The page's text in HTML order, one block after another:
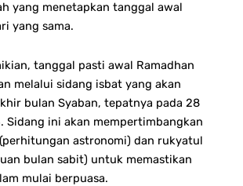
yang menetapkan tanggal awal
yang sama.
tanggal pasti awal Ramadhan
melalui sidang isbat yang akan
bulan Syaban, tepatnya pada 28
Sidang ini akan mempertimbangkan
astronomi) dan rukyatul
bulan sabit) untuk memastikan
mulai berpuasa.